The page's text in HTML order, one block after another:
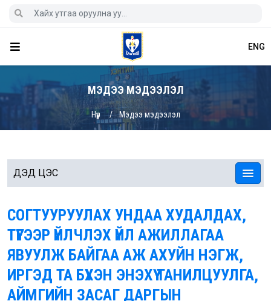
ENG
МЭДЭЭ МЭДЭЭЛЭЛ
Нүүр Мэдээ мэдээлэл
ДЭД ЦЭС
СОГТУУРУУЛАХ УНДАА ХУДАЛДАХ,
ТҮҮГЭЭР ҮЙЛЧЛЭХ ҮЙЛ АЖИЛЛАГАА
ЯВУУЛЖ БАЙГАА АЖ АХУЙН НЭГЖ,
ИРГЭД ТА БҮХЭН ЭНЭХҮҮ ТАНИЛЦУУЛГА,
АЙМГИЙН ЗАСАГ ДАРГЫН